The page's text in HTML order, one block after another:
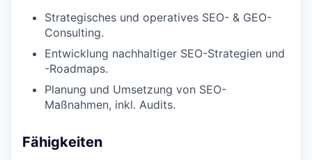
Strategisches und operatives SEO- & GEO-
Consulting.
Entwicklung nachhaltiger SEO-Strategien und
-Roadmaps.
Planung und Umsetzung von SEO-
Maßnahmen, inkl. Audits.
Fähigkeiten